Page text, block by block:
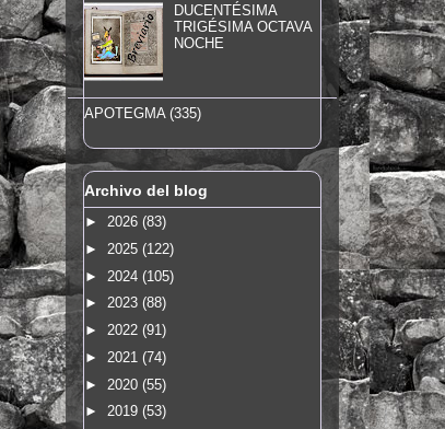
DUCENTÉSIMA
TRIGÉSIMA OCTAVA
NOCHE
APOTEGMA (335)
Archivo del blog
► 2026 (83)
► 2025 (122)
► 2024 (105)
► 2023 (88)
► 2022 (91)
► 2021 (74)
► 2020 (55)
► 2019 (53)